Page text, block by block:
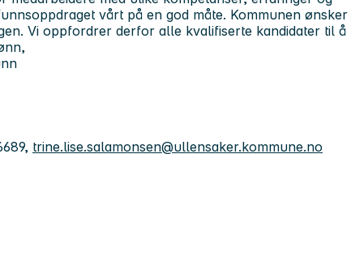
vårt på en god måte. Kommunen ønsker
Vi oppfordrer derfor alle kvalifiserte kandidater til å
trine.lise.salamonsen@ullensaker.kommune.no